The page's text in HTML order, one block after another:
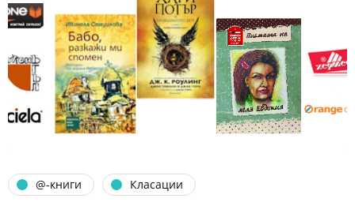
@-книги Класации